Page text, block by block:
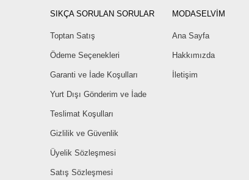
SIKÇA SORULAN SORULAR
Toptan Satış
Ödeme Seçenekleri
Garanti ve İade Koşulları
Yurt Dışı Gönderim ve İade
Teslimat Koşulları
Gizlilik ve Güvenlik
Üyelik Sözleşmesi
Satış Sözleşmesi
MODASELVİM
Ana Sayfa
Hakkımızda
İletişim